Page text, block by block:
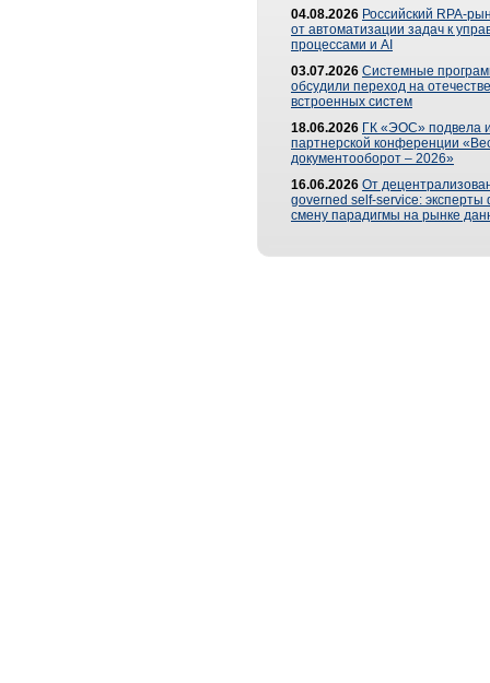
04.08.2026 Российский RPA-
от автоматизации задач к
процессами и AI
03.07.2026 Системные
обсудили переход на
встроенных систем
18.06.2026 ГК «ЭОС» подвела
партнерской конференции
документооборот – 2026»
16.06.2026 От
governed self-service: эксперты
смену парадигмы на рынке